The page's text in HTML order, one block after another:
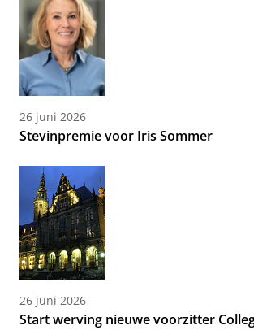
26 juni 2026
Stevinpremie voor Iris Sommer
26 juni 2026
Start werving nieuwe voorzitter